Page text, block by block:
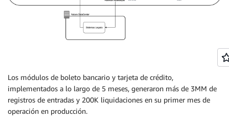
Los módulos de boleto bancario y tarjeta de crédito,
implementados a lo largo de 5 meses, generaron más de 3MM de
registros de entradas y 200K liquidaciones en su primer mes de
operación en producción.